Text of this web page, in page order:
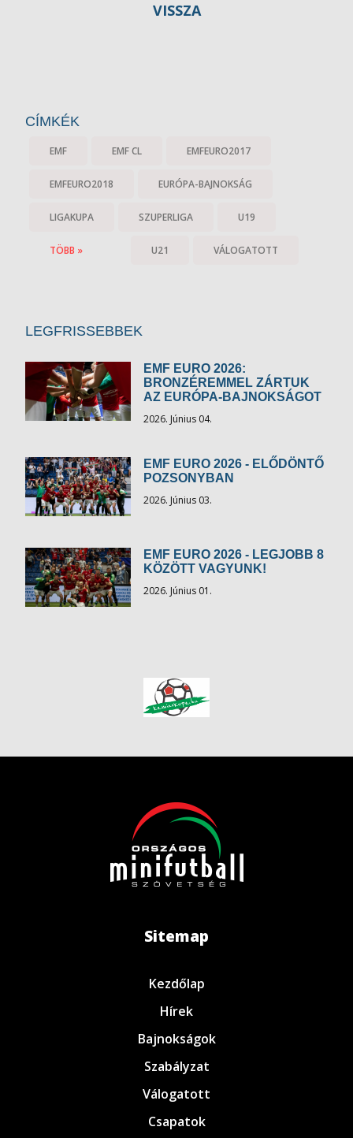
VISSZA
CÍMKÉK
EMF EMF CL EMFEURO2017
EMFEURO2018 EURÓPA-BAJNOKSÁG
LIGAKUPA SZUPERLIGA U19
U21 VÁLOGATOTT
TÖBB »
LEGFRISSEBBEK
EMF EURO 2026:
BRONZÉREMMEL ZÁRTUK
AZ EURÓPA-BAJNOKSÁGOT
2026. Június 04.
EMF EURO 2026 - ELŐDÖNTŐ
POZSONYBAN
2026. Június 03.
EMF EURO 2026 - LEGJOBB 8
KÖZÖTT VAGYUNK!
2026. Június 01.
Sitemap
Kezdőlap
Hírek
Bajnokságok
Szabályzat
Válogatott
Csapatok